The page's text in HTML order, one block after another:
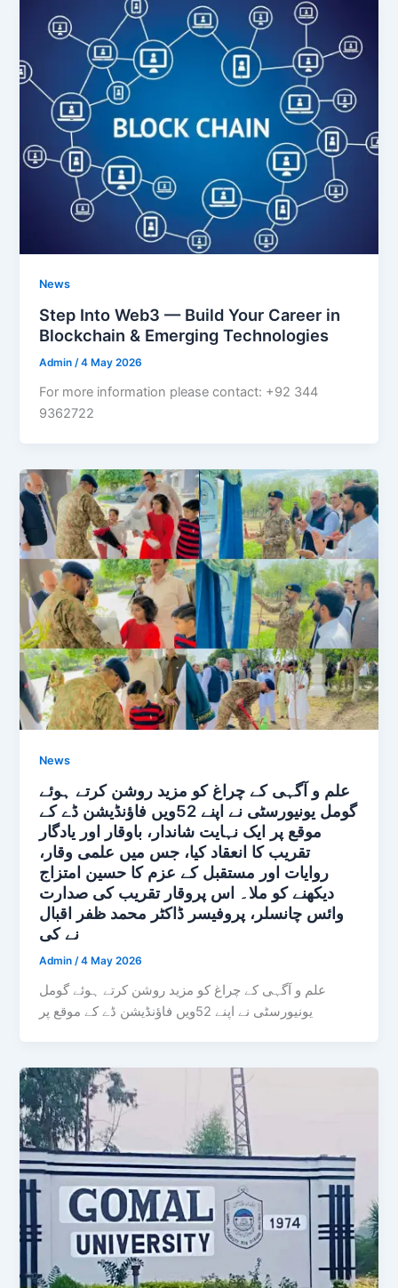
News
Step Into Web3 — Build Your Career in
Blockchain & Emerging Technologies
Admin/4 May 2026
For more information please contact: +92 344
9362722
News
علم و آگہی کے چراغ کو مزید روشن کرتے ہوئے
گومل یونیورسٹی نے اپنے 52ویں فاؤنڈیشن ڈے کے
موقع پر ایک نہایت شاندار، باوقار اور یادگار
تقریب کا انعقاد کیا، جس میں علمی وقار،
روایات اور مستقبل کے عزم کا حسین امتزاج
دیکھنے کو ملا۔ اس پروقار تقریب کی صدارت
وائس چانسلر، پروفیسر ڈاکٹر محمد ظفر اقبال
نے کی
Admin/4 May 2026
علم و آگہی کے چراغ کو مزید روشن کرتے ہوئے گومل
یونیورسٹی نے اپنے 52ویں فاؤنڈیشن ڈے کے موقع پر